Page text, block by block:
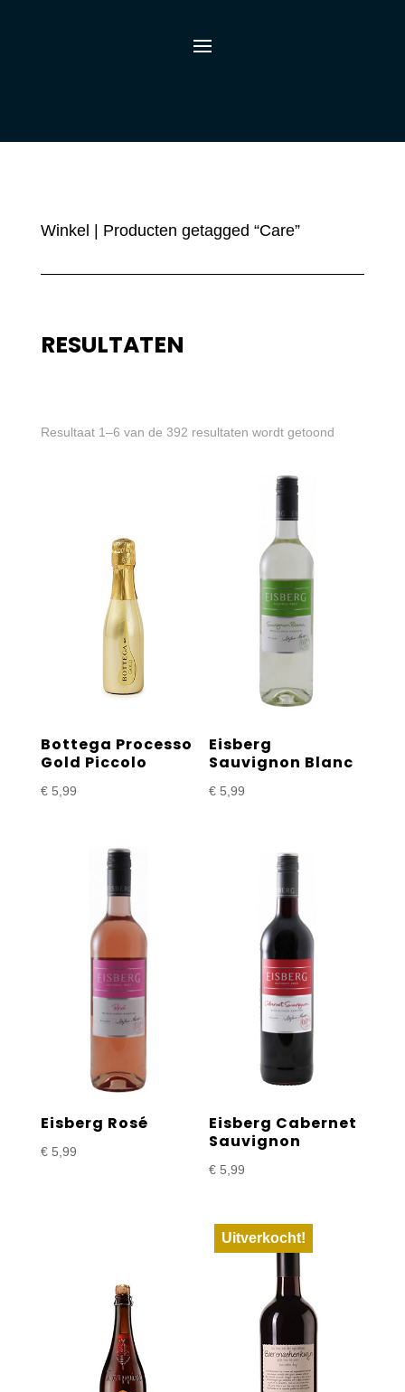
Winkel | Producten getagged “Care”
RESULTATEN
Resultaat 1–6 van de 392 resultaten wordt getoondGesorteerd
Bottega Processo
Gold Piccolo
€5,99
Eisberg
Sauvignon Blanc
€ 5,99
Eisberg Rosé
€5,99
Eisberg Cabernet
Sauvignon
€ 5,99
Uitverkocht!